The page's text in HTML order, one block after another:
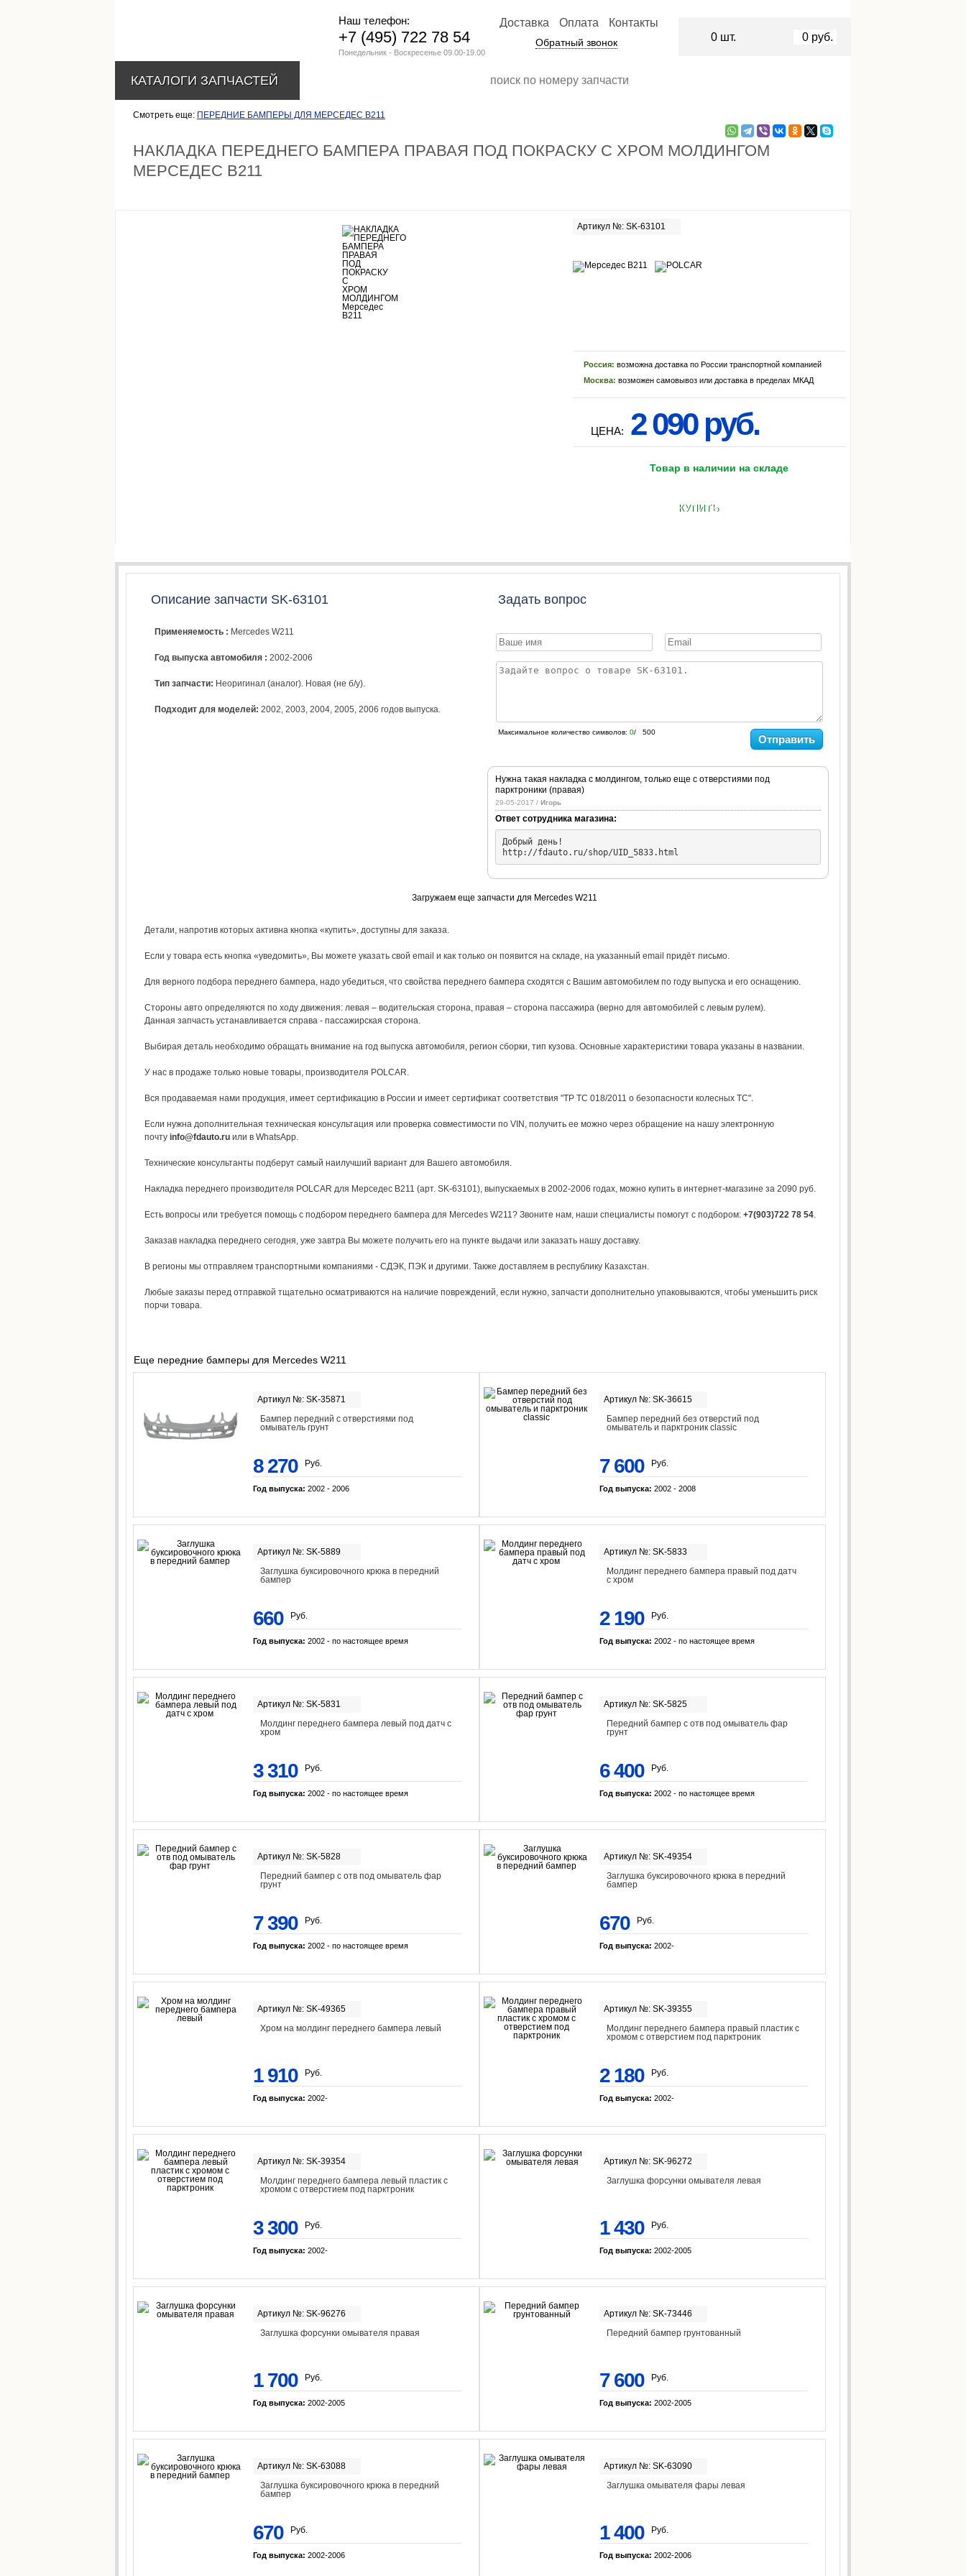
Смотреть еще: ПЕРЕДНИЕ БАМПЕРЫ ДЛЯ МЕРСЕДЕС В211
НАКЛАДКА ПЕРЕДНЕГО БАМПЕРА ПРАВАЯ ПОД ПОКРАСКУ С ХРОМ МОЛДИНГОМ
МЕРСЕДЕС В211
Артикул №: SK-63101
Россия: возможна доставка по России транспортной компанией
Москва: возможен самовывоз или доставка в пределах МКАД
ЦЕНА: 2 090 руб.
Товар в наличии на складе
КУПИТЬ
Описание запчасти SK-63101
Применяемость : Mercedes W211
Год выпуска автомобиля : 2002-2006
Тип запчасти: Неоригинал (аналог). Новая (не б/у).
Подходит для моделей: 2002, 2003, 2004, 2005, 2006 годов выпуска.
Задать вопрос
Максимальное количество символов: 0/ 500
Отправить
Нужна такая накладка с молдингом, только еще с отверстиями под
парктроники (правая)
29-05-2017 / Игорь
Ответ сотрудника магазина:
Добрый день!
http://fdauto.ru/shop/UID_5833.html
Загружаем еще запчасти для Mercedes W211
Детали, напротив которых активна кнопка «купить», доступны для заказа.
Если у товара есть кнопка «уведомить», Вы можете указать свой email и как только он появится на складе, на указанный email придёт письмо.
Для верного подбора переднего бампера, надо убедиться, что свойства переднего бампера сходятся с Вашим автомобилем по году выпуска и его оснащению.
Стороны авто определяются по ходу движения: левая – водительская сторона, правая – сторона пассажира (верно для автомобилей с левым рулем).
Данная запчасть устанавливается справа - пассажирская сторона.
Выбирая деталь необходимо обращать внимание на год выпуска автомобиля, регион сборки, тип кузова. Основные характеристики товара указаны в названии.
У нас в продаже только новые товары, производителя POLCAR.
Вся продаваемая нами продукция, имеет сертификацию в России и имеет сертификат соответствия "ТР ТС 018/2011 о безопасности колесных ТС".
Если нужна дополнительная техническая консультация или проверка совместимости по VIN, получить ее можно через обращение на нашу электронную
почту info@fdauto.ru или в WhatsApp.
Технические консультанты подберут самый наилучший вариант для Вашего автомобиля.
Накладка переднего производителя POLCAR для Мерседес В211 (арт. SK-63101), выпускаемых в 2002-2006 годах, можно купить в интернет-магазине за 2090 руб.
Есть вопросы или требуется помощь с подбором переднего бампера для Mercedes W211? Звоните нам, наши специалисты помогут с подбором: +7(903)722 78 54.
Заказав накладка переднего сегодня, уже завтра Вы можете получить его на пункте выдачи или заказать нашу доставку.
В регионы мы отправляем транспортными компаниями - СДЭК, ПЭК и другими. Также доставляем в республику Казахстан.
Любые заказы перед отправкой тщательно осматриваются на наличие повреждений, если нужно, запчасти дополнительно упаковываются, чтобы уменьшить риск
порчи товара.
Еще передние бамперы для Mercedes W211
Артикул №: SK-35871
Бампер передний с отверстиями под
омыватель грунт
8 270 Руб.
Год выпуска: 2002 - 2006
Артикул №: SK-36615
Бампер передний без отверстий под
омыватель и парктроник classic
7 600 Руб.
Год выпуска: 2002 - 2008
Артикул №: SK-5889
Заглушка буксировочного крюка в передний
бампер
660 Руб.
Год выпуска: 2002 - по настоящее время
Артикул №: SK-5833
Молдинг переднего бампера правый под датч
с хром
2 190 Руб.
Год выпуска: 2002 - по настоящее время
Артикул №: SK-5831
Молдинг переднего бампера левый под датч с
хром
3 310 Руб.
Год выпуска: 2002 - по настоящее время
Артикул №: SK-5825
Передний бампер с отв под омыватель фар
грунт
6 400 Руб.
Год выпуска: 2002 - по настоящее время
Артикул №: SK-5828
Передний бампер с отв под омыватель фар
грунт
7 390 Руб.
Год выпуска: 2002 - по настоящее время
Артикул №: SK-49354
Заглушка буксировочного крюка в передний
бампер
670 Руб.
Год выпуска: 2002-
Артикул №: SK-49365
Хром на молдинг переднего бампера левый
1 910 Руб.
Год выпуска: 2002-
Артикул №: SK-39355
Молдинг переднего бампера правый пластик с
хромом с отверстием под парктроник
2 180 Руб.
Год выпуска: 2002-
Артикул №: SK-39354
Молдинг переднего бампера левый пластик с
хромом с отверстием под парктроник
3 300 Руб.
Год выпуска: 2002-
Артикул №: SK-96272
Заглушка форсунки омывателя левая
1 430 Руб.
Год выпуска: 2002-2005
Артикул №: SK-96276
Заглушка форсунки омывателя правая
1 700 Руб.
Год выпуска: 2002-2005
Артикул №: SK-73446
Передний бампер грунтованный
7 600 Руб.
Год выпуска: 2002-2005
Артикул №: SK-63088
Заглушка буксировочного крюка в передний
бампер
670 Руб.
Год выпуска: 2002-2006
Артикул №: SK-63090
Заглушка омывателя фары левая
1 400 Руб.
Год выпуска: 2002-2006
Наш телефон:
+7 (495) 722 78 54
Понедельник - Воскресенье 09.00-19.00
Доставка Оплата Контакты
Обратный звонок 0 шт. 0 руб.
КАТАЛОГИ ЗАПЧАСТЕЙ